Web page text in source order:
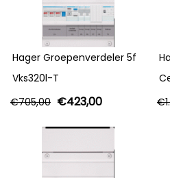
Hager Groepenverdeler 5f
Vks320l-T
€705,00 €423,00
€